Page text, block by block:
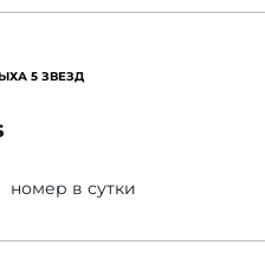
5 ЗВЕЗД
номер в сутки